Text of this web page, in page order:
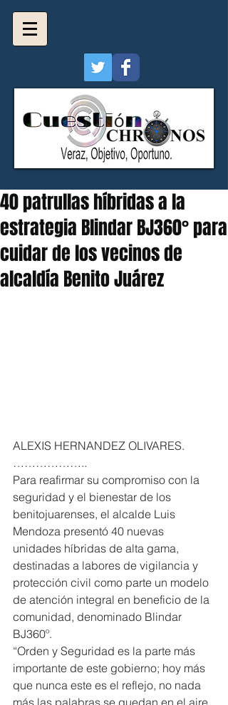
40 patrullas híbridas a la
estrategia Blindar BJ360° para
cuidar de los vecinos de
alcaldía Benito Juárez
ALEXIS HERNANDEZ OLIVARES.
………………..
Para reafirmar su compromiso con la
seguridad y el bienestar de los
benitojuarenses, el alcalde Luis
Mendoza presentó 40 nuevas
unidades híbridas de alta gama,
destinadas a labores de vigilancia y
protección civil como parte un modelo
de atención integral en beneficio de la
comunidad, denominado Blindar
BJ360º.
“Orden y Seguridad es la parte más
importante de este gobierno; hoy más
que nunca este es el reflejo, no nada